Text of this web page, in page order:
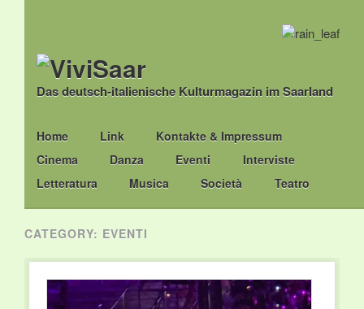
Das deutsch-italienische Kulturmagazin im Saarland
Main menu
Skip
to
content
Home Link
Kontakte & Impressum
Cinema
Danza Eventi
Interviste
Letteratura
Musica Società Teatro
CATEGORY: EVENTI